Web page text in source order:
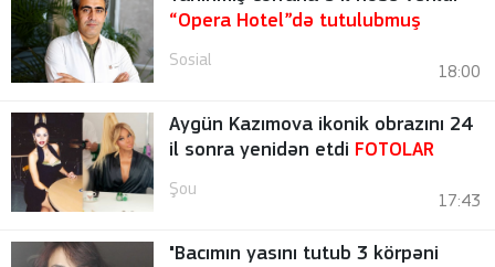
“Opera Hotel”də tutulubmuş
Sosial
18:00
Aygün Kazımova ikonik obrazını 24
il sonra yenidən etdi FOTOLAR
Şou
17:43
"Bacımın yasını tutub 3 körpəni